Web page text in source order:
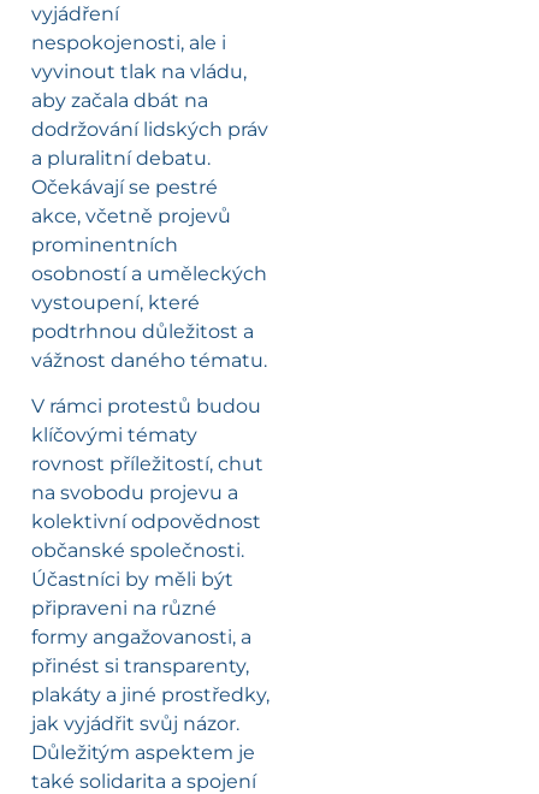
vyjádření
nespokojenosti, ale i
vyvinout tlak na vládu,
aby začala dbát na
dodržování lidských práv
a pluralitní debatu.
Očekávají se pestré
akce, včetně projevů
prominentních
osobností a uměleckých
vystoupení, které
podtrhnou důležitost a
vážnost daného tématu.
V rámci protestů budou
klíčovými tématy
rovnost příležitostí, chut
na svobodu projevu a
kolektivní odpovědnost
občanské společnosti.
Účastníci by měli být
připraveni na různé
formy angažovanosti, a
přinést si transparenty,
plakáty a jiné prostředky,
jak vyjádřit svůj názor.
Důležitým aspektem je
také solidarita a spojení